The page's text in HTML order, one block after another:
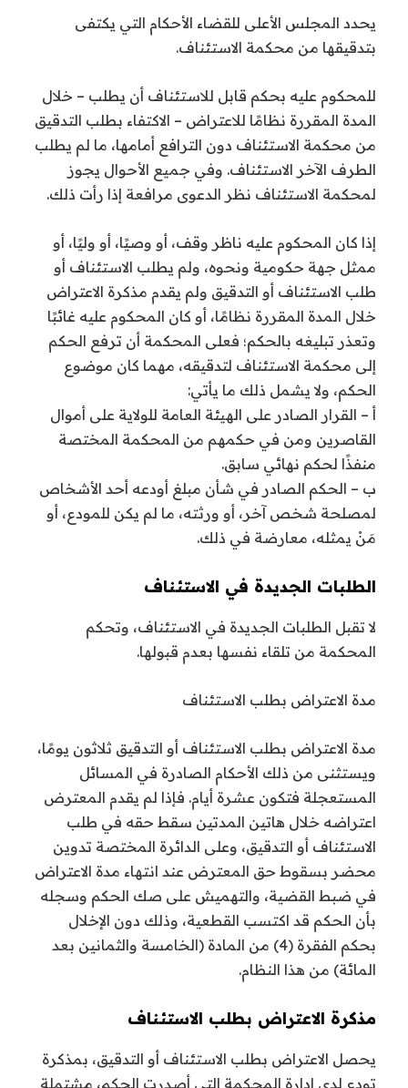
يحدد المجلس الأعلى للقضاء الأحكام التي يكتفى
بتدقيقها من محكمة الاستئناف.
للمحكوم عليه بحكم قابل للاستئناف أن يطلب – خلال
المدة المقررة نظامًا للاعتراض – الاكتفاء بطلب التدقيق
من محكمة الاستئناف دون الترافع أمامها، ما لم يطلب
الطرف الآخر الاستئناف. وفي جميع الأحوال يجوز
لمحكمة الاستئناف نظر الدعوى مرافعة إذا رأت ذلك.
إذا كان المحكوم عليه ناظر وقف، أو وصيًا، أو وليًا، أو
ممثل جهة حكومية ونحوه، ولم يطلب الاستئناف أو
طلب الاستئناف أو التدقيق ولم يقدم مذكرة الاعتراض
خلال المدة المقررة نظامًا، أو كان المحكوم عليه غائبًا
وتعذر تبليغه بالحكم؛ فعلى المحكمة أن ترفع الحكم
إلى محكمة الاستئناف لتدقيقه، مهما كان موضوع
الحكم، ولا يشمل ذلك ما يأتي:
أ – القرار الصادر على الهيئة العامة للولاية على أموال
القاصرين ومن في حكمهم من المحكمة المختصة
منفذًا لحكم نهائي سابق.
ب – الحكم الصادر في شأن مبلغ أودعه أحد الأشخاص
لمصلحة شخص آخر، أو ورثته، ما لم يكن للمودع، أو
مَنْ يمثله، معارضة في ذلك.
الطلبات الجديدة في الاستئناف
لا تقبل الطلبات الجديدة في الاستئناف، وتحكم
المحكمة من تلقاء نفسها بعدم قبولها.
مدة الاعتراض بطلب الاستئناف
مدة الاعتراض بطلب الاستئناف أو التدقيق ثلاثون يومًا،
ويستثنى من ذلك الأحكام الصادرة في المسائل
المستعجلة فتكون عشرة أيام. فإذا لم يقدم المعترض
اعتراضه خلال هاتين المدتين سقط حقه في طلب
الاستئناف أو التدقيق، وعلى الدائرة المختصة تدوين
محضر بسقوط حق المعترض عند انتهاء مدة الاعتراض
في ضبط القضية، والتهميش على صك الحكم وسجله
بأن الحكم قد اكتسب القطعية، وذلك دون الإخلال
بحكم الفقرة (4) من المادة (الخامسة والثمانين بعد
المائة) من هذا النظام.
مذكرة الاعتراض بطلب الاستئناف
يحصل الاعتراض بطلب الاستئناف أو التدقيق، بمذكرة
تودع لدى إدارة المحكمة التي أصدرت الحكم، مشتملة